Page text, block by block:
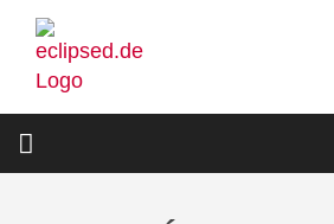
Direkt
zum
Inhalt